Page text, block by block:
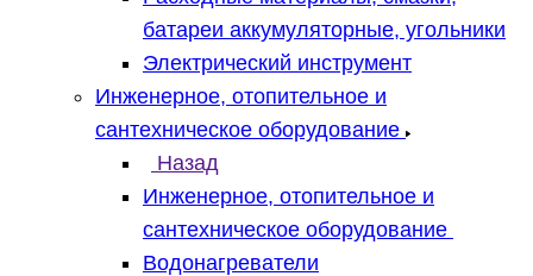
батареи аккумуляторные, угольники
Электрический инструмент
Инженерное, отопительное и
сантехническое оборудование
Назад
Инженерное, отопительное и
сантехническое оборудование
Водонагреватели